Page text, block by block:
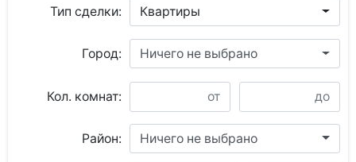
Тип сделки: Квартиры
Город: Ничего не выбрано
Кол. комнат:
Район: Ничего не выбрано